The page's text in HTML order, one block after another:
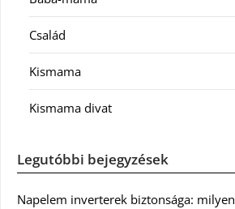
Család
Kismama
Kismama divat
Legutóbbi bejegyzések
Napelem inverterek biztonsága: